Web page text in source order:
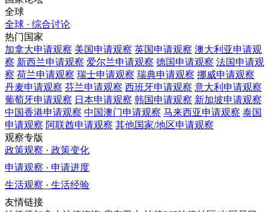
全球
全球 · 综合讨论
热门国家
加拿大申请观察 美国申请观察 英国申请观察 澳大利亚申请观
察 新西兰申请观察 爱尔兰申请观察 德国申请观察 法国申请观
察 荷兰申请观察 瑞士申请观察 瑞典申请观察 挪威申请观察
丹麦申请观察 芬兰申请观察 西班牙申请观察 意大利 申请观察
葡萄牙申请观察 日本申请观察 韩国申请观察 新加坡申请观察
中国香港申请观察 中国澳门申请观察 马来西亚申请观察 泰国
申请观察 阿联酋申请观察 其他国家/地区申请观察
观察专版
政策观察 · 政策变化
申请观察 · 申请进度
生活观察 · 生活经验
友情链接